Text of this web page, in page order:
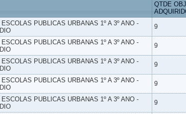
QTDE
ESCOLAS PUBLICAS URBANAS 1º A 3º ANO -
9
ESCOLAS PUBLICAS URBANAS 1º A 3º ANO -
9
ESCOLAS PUBLICAS URBANAS 1º A 3º ANO -
9
ESCOLAS PUBLICAS URBANAS 1º A 3º ANO -
9
ESCOLAS PUBLICAS URBANAS 1º A 3º ANO -
9